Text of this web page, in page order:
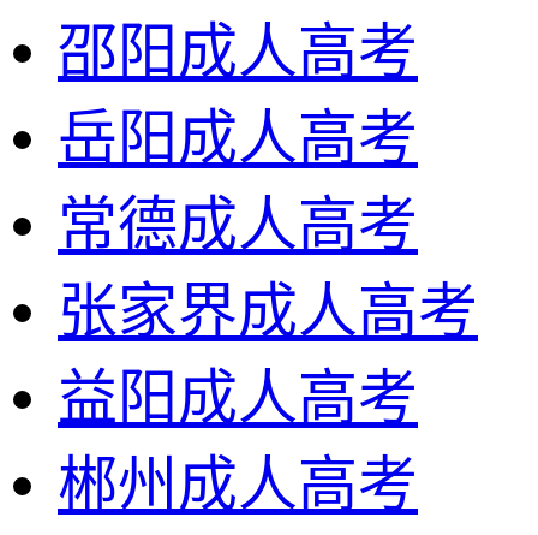
邵阳成人高考
岳阳成人高考
常德成人高考
张家界成人高考
益阳成人高考
郴州成人高考